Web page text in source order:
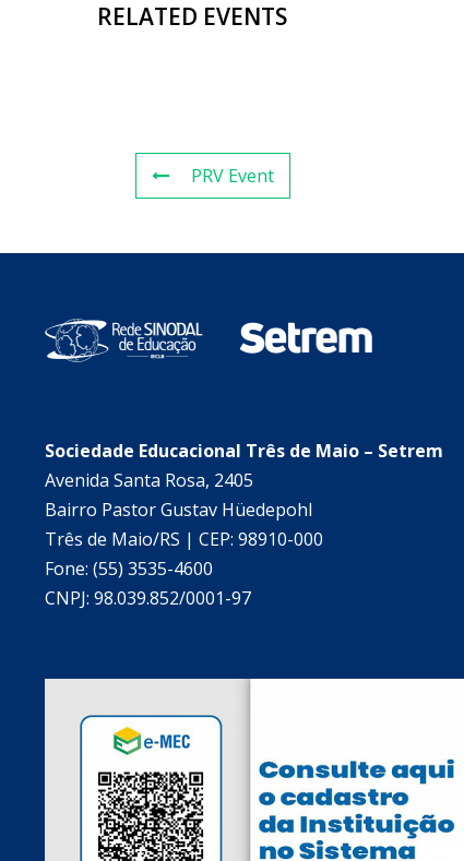
RELATED EVENTS
PRV Event
Sociedade Educacional Três de Maio – Setrem
Avenida Santa Rosa, 2405
Bairro Pastor Gustav Hüedepohl
Três de Maio/RS | CEP: 98910-000
Fone: (55) 3535-4600
CNPJ: 98.039.852/0001-97